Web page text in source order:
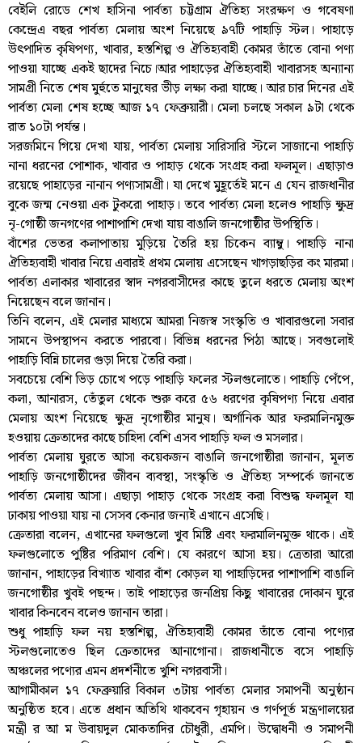
বেইলি রোডে শেখ হাসিনা পার্বত্য চট্টগ্রাম ঐতিহ্য সংরক্ষণ ও গবেষণা
কেন্দ্রেএ বছর পার্বত্য মেলায় অংশ নিয়েছে ৯৭টি পাহাড়ি স্টল। পাহাড়ে
উৎপাদিত কৃষিপণ্য, খাবার, হস্তশিল্প ও ঐতিহ্যবাহী কোমর তাঁতে বোনা পণ্য
পাওয়া যাচ্ছে একই ছাদের নিচে।আর পাহাড়ের ঐতিহ্যবাহী খাবারসহ অন্যান্য
সামগ্রী নিতে শেষ মুর্হুতে মানুষের ভীড় লক্ষ্য করা যাচ্ছে। আর চার দিনের এই
পার্বত্য মেলা শেষ হচ্ছে আজ ১৭ ফেব্রুয়ারী। মেলা চলছে সকাল ৯টা থেকে
রাত ১০টা পর্যন্ত।
সরজমিনে গিয়ে দেখা যায়, পার্বত্য মেলায় সারিসারি স্টলে সাজানো পাহাড়ি
নানা ধরনের পোশাক, খাবার ও পাহাড় থেকে সংগ্রহ করা ফলমূল। এছাড়াও
রয়েছে পাহাড়ের নানান পণ্যসামগ্রী। যা দেখে মুহূর্তেই মনে এ যেন রাজধানীর
বুকে জন্ম নেওয়া এক টুকরো পাহাড়। তবে পার্বত্য মেলা হলেও পাহাড়ি ক্ষুদ্র
নৃ-গোষ্ঠী জনগণের পাশাপাশি দেখা যায় বাঙালি জনগোষ্ঠীর উপস্থিতি।
বাঁশের ভেতর কলাপাতায় মুড়িয়ে তৈরি হয় চিকেন ব্যাম্বু। পাহাড়ি নানা
ঐতিহ্যবাহী খাবার নিয়ে এবারই প্রথম মেলায় এসেছেন খাগড়াছড়ির কং মারমা।
পার্বত্য এলাকার খাবারের স্বাদ নগরবাসীদের কাছে তুলে ধরতে মেলায় অংশ
নিয়েছেন বলে জানান।
তিনি বলেন, এই মেলার মাধ্যমে আমরা নিজস্ব সংস্কৃতি ও খাবারগুলো সবার
সামনে উপস্থাপন করতে পারবো। বিভিন্ন ধরনের পিঠা আছে। সবগুলোই
পাহাড়ি বিন্নি চালের গুড়া দিয়ে তৈরি করা।
সবচেয়ে বেশি ভিড় চোখে পড়ে পাহাড়ি ফলের স্টলগুলোতে। পাহাড়ি পেঁপে,
কলা, আনারস, তেঁতুল থেকে শুরু করে ৫৬ ধরণের কৃষিপণ্য নিয়ে এবার
মেলায় অংশ নিয়েছে ক্ষুদ্র নৃগোষ্ঠীর মানুষ। অর্গানিক আর ফরমালিনমুক্ত
হওয়ায় ক্রেতাদের কাছে চাহিদা বেশি এসব পাহাড়ি ফল ও মসলার।
পার্বত্য মেলায় ঘুরতে আসা কয়েকজন বাঙালি জনগোষ্ঠীরা জানান, মূলত
পাহাড়ি জনগোষ্ঠীদের জীবন ব্যবস্থা, সংস্কৃতি ও ঐতিহ্য সম্পর্কে জানতে
পার্বত্য মেলায় আসা। এছাড়া পাহাড় থেকে সংগ্রহ করা বিশুদ্ধ ফলমূল যা
ঢাকায় পাওয়া যায় না সেসব কেনার জন্যই এখানে এসেছি।
ক্রেতারা বলেন, এখানের ফলগুলো খুব মিষ্টি এবং ফরমালিনমুক্ত থাকে। এই
ফলগুলোতে পুষ্টির পরিমাণ বেশি। যে কারণে আসা হয়। ত্রেতারা আরো
জানান, পাহাড়ের বিখ্যাত খাবার বাঁশ কোড়ল যা পাহাড়িদের পাশাপাশি বাঙালি
জনগোষ্ঠীর খুবই পছন্দ। তাই পাহাড়ের জনপ্রিয় কিছু খাবারের দোকান ঘুরে
খাবার কিনবেন বলেও জানান তারা।
শুধু পাহাড়ি ফল নয় হস্তশিল্প, ঐতিহ্যবাহী কোমর তাঁতে বোনা পণ্যের
স্টলগুলোতেও ছিল ক্রেতাদের আনাগোনা। রাজধানীতে বসে পাহাড়ি
অঞ্চলের পণ্যের এমন প্রদর্শনীতে খুশি নগরবাসী।
আগামীকাল ১৭ ফেব্রুয়ারি বিকাল ৩টায় পার্বত্য মেলার সমাপনী অনুষ্ঠান
অনুষ্ঠিত হবে। এতে প্রধান অতিথি থাকবেন গৃহায়ন ও গর্ণপূর্ত মন্ত্রণালয়ের
মন্ত্রী র আ ম উবায়দুল মোকতাদির চৌধুরী, এমপি। উদ্বোধনী ও সমাপনী